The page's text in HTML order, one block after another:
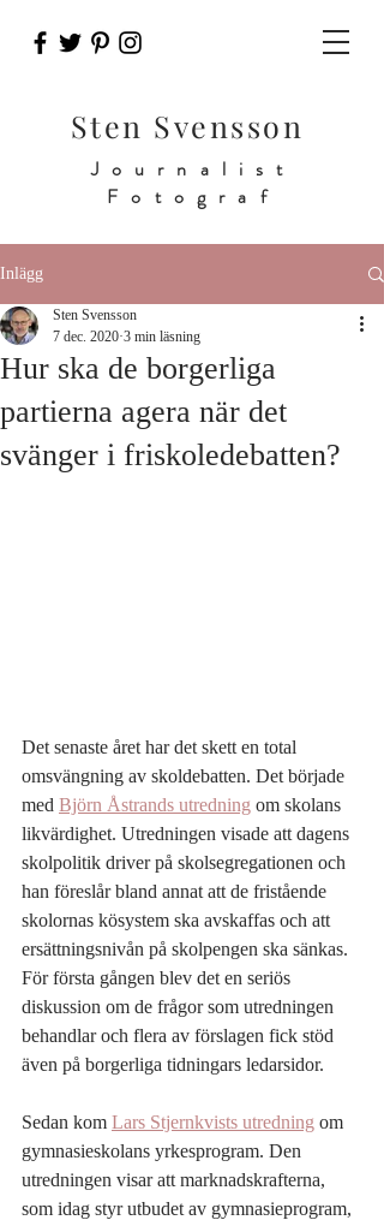
Sten Svensson
Journalist
Fotograf
Inlägg
Hur ska de borgerliga
partierna agera när det
svänger i friskoledebatten?
Sten Svensson
7 dec. 2020 3 min läsning
Det senaste året har det skett en total
omsvängning av skoldebatten. Det började
med Björn Åstrands utredning om skolans
likvärdighet. Utredningen visade att dagens
skolpolitik driver på skolsegregationen och
han föreslår bland annat att de fristående
skolornas kösystem ska avskaffas och att
ersättningsnivån på skolpengen ska sänkas.
För första gången blev det en seriös
diskussion om de frågor som utredningen
behandlar och flera av förslagen fick stöd
även på borgerliga tidningars ledarsidor.
Sedan kom Lars Stjernkvists utredning om
gymnasieskolans yrkesprogram. Den
utredningen visar att marknadskrafterna,
som idag styr utbudet av gymnasieprogram,